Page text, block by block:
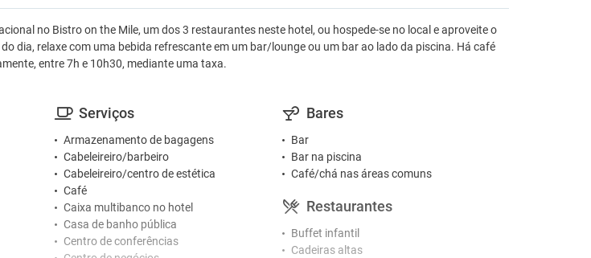
no Bistro on the Mile, um dos 3 restaurantes neste hotel, ou hospede-se no local e aproveite o
dia, relaxe com uma bebida refrescante em um bar/lounge ou um bar ao lado da piscina. Há café
entre 7h e 10h30, mediante uma taxa.
Serviços
Armazenamento de bagagens
Cabeleireiro/barbeiro
Cabeleireiro/centro de estética
Café
Caixa multibanco no hotel
Casa de banho pública
Centro de conferências
Bares
Bar
Bar na piscina
Café/chá nas áreas comuns
Restaurantes
Buffet infantil
Cadeiras altas